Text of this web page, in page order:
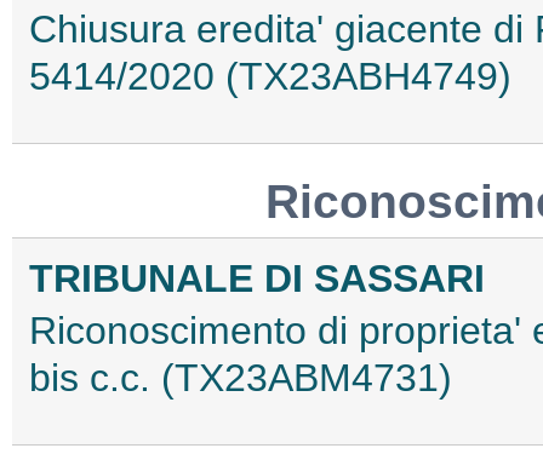
Chiusura eredita' giacente di
5414/2020 (TX23ABH4749)
TRIBUNALE DI SASSARI
Riconoscimento di proprieta'
bis c.c. (TX23ABM4731)